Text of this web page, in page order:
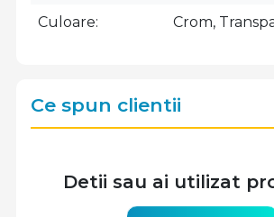
Culoare Crom,
Ce spun clientii
Detii sau ai utilizat